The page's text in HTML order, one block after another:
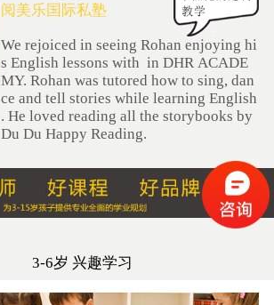
阅美乐国际私塾
We rejoiced in seeing Rohan enjoying hi
s English lessons with in DHR ACADE
MY. Rohan was tutored how to sing, dan
ce and tell stories while learning English
. He loved reading all the storybooks by
Du Du Happy Reading.
3-6岁 兴趣学习